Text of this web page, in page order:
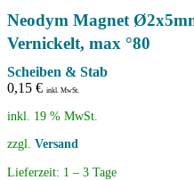
Neodym Magnet
Vernickelt, max °80
Scheiben & Stab
0,15 € inkl. MwSt.
inkl. 19 % MwSt.
zzgl. Versand
Lieferzeit: 1 – 3 Tage